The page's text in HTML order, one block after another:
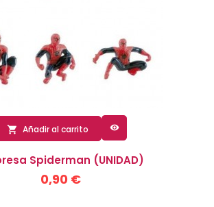
 Añadir al carrito 
Spiderman (UNIDAD)
0,90 €